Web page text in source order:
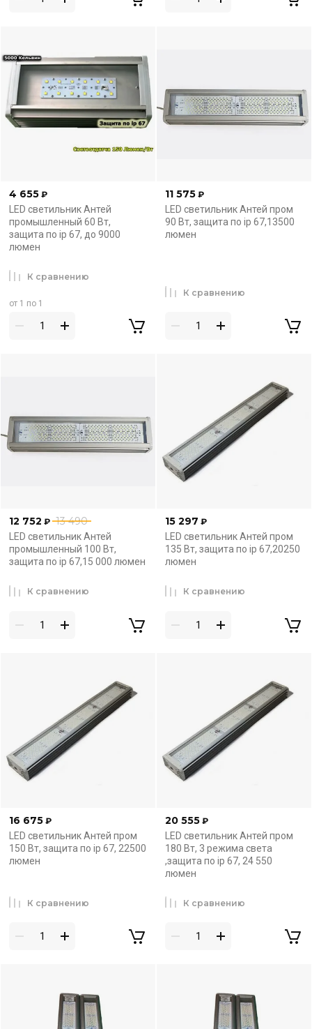
4 655 ₽
LED светильник Антей
промышленный 60 Вт,
защита по ip 67, до 9000
люмен
от 1 по 1
К сравнению
11 575 ₽
LED светильник Антей пром
90 Вт, защита по ip 67,13500
люмен
К сравнению
13 490
12 752 ₽
LED светильник Антей
промышленный 100 Вт,
защита по ip 67,15 000 люмен
К сравнению
15 297 ₽
LED светильник Антей пром
135 Вт, защита по ip 67,20250
люмен
К сравнению
16 675 ₽
LED светильник Антей пром
150 Вт, защита по ip 67, 22500
люмен
К сравнению
20 555 ₽
LED светильник Антей пром
180 Вт, 3 режима света
,защита по ip 67, 24 550
люмен
К сравнению